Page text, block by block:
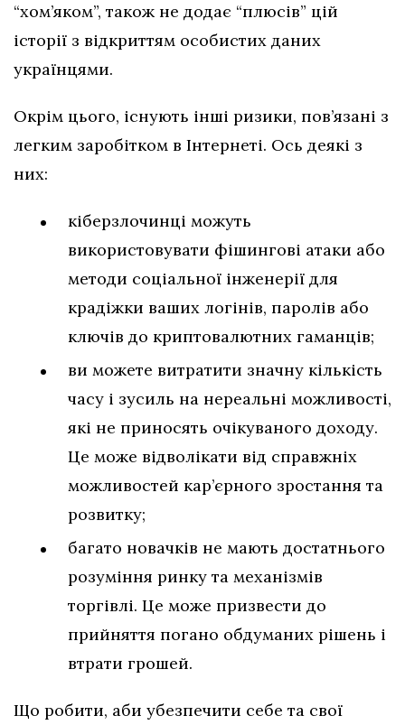
“хом’яком”, також не додає “плюсів” цій
історії з відкриттям особистих даних
українцями.
Окрім цього, існують інші ризики, пов’язані з
легким заробітком в Інтернеті. Ось деякі з
них:
кіберзлочинці можуть
використовувати фішингові атаки або
методи соціальної інженерії для
крадіжки ваших логінів, паролів або
ключів до криптовалютних гаманців;
ви можете витратити значну кількість
часу і зусиль на нереальні можливості,
які не приносять очікуваного доходу.
Це може відволікати від справжніх
можливостей кар’єрного зростання та
розвитку;
багато новачків не мають достатнього
розуміння ринку та механізмів
торгівлі. Це може призвести до
прийняття погано обдуманих рішень і
втрати грошей.
Що робити, аби убезпечити себе та свої